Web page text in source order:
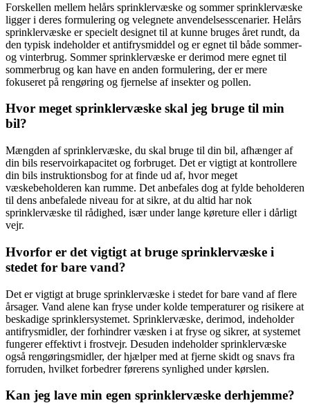
Forskellen mellem helårs sprinklervæske og sommer sprinklervæske
ligger i deres formulering og velegnete anvendelsesscenarier. Helårs
sprinklervæske er specielt designet til at kunne bruges året rundt, da
den typisk indeholder et antifrysmiddel og er egnet til både sommer-
og vinterbrug. Sommer sprinklervæske er derimod mere egnet til
sommerbrug og kan have en anden formulering, der er mere
fokuseret på rengøring og fjernelse af insekter og pollen.
Hvor meget sprinklervæske skal jeg bruge til min
bil?
Mængden af sprinklervæske, du skal bruge til din bil, afhænger af
din bils reservoirkapacitet og forbruget. Det er vigtigt at kontrollere
din bils instruktionsbog for at finde ud af, hvor meget
væskebeholderen kan rumme. Det anbefales dog at fylde beholderen
til dens anbefalede niveau for at sikre, at du altid har nok
sprinklervæske til rådighed, især under lange køreture eller i dårligt
vejr.
Hvorfor er det vigtigt at bruge sprinklervæske i
stedet for bare vand?
Det er vigtigt at bruge sprinklervæske i stedet for bare vand af flere
årsager. Vand alene kan fryse under kolde temperaturer og risikere at
beskadige sprinklersystemet. Sprinklervæske, derimod, indeholder
antifrysmidler, der forhindrer væsken i at fryse og sikrer, at systemet
fungerer effektivt i frostvejr. Desuden indeholder sprinklervæske
også rengøringsmidler, der hjælper med at fjerne skidt og snavs fra
forruden, hvilket forbedrer førerens synlighed under kørslen.
Kan jeg lave min egen sprinklervæske derhjemme?